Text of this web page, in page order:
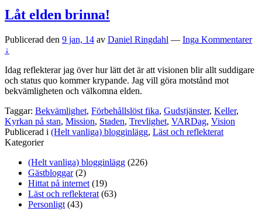
Låt elden brinna!
Publicerad den 9 jan, 14 av Daniel Ringdahl — Inga Kommentarer
↓
Idag reflekterar jag över hur lätt det är att visionen blir allt suddigare
och status quo kommer krypande. Jag vill göra motstånd mot
bekvämligheten och välkomna elden.
Taggar: Bekvämlighet, Förbehållslöst fika, Gudstjänster, Keller,
Kyrkan på stan, Mission, Staden, Trevlighet, VARDag, Vision
Publicerad i (Helt vanliga) blogginlägg, Läst och reflekterat
Kategorier
(Helt vanliga) blogginlägg (226)
Gästbloggar(2)
Hittat på internet (19)
Läst och reflekterat (63)
Personligt (43)